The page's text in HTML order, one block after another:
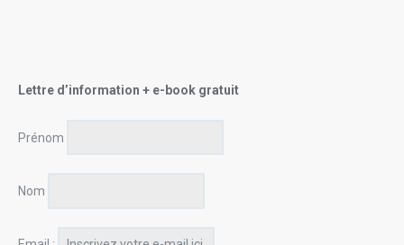
Lettre d’information + e-book gratuit
Prénom
Nom